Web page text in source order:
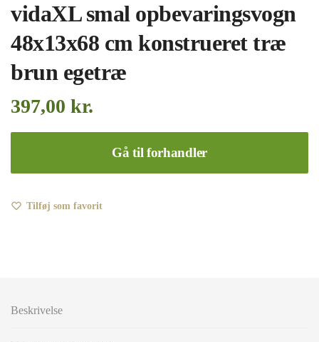
vidaXL smal opbevaringsvogn
48x13x68 cm konstrueret træ
brun egetræ
397,00 kr.
Gå til forhandler
Tilføj som favorit
Beskrivelse